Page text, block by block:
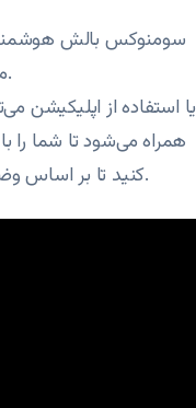
سومنوکس بالش
مدیتیشن و تپش قلب پخش کند یا کتاب صوتی را که در نظر گرفته‌اید برایتان بخواند.
یا استفاده از اپلیکیشن
همراه می‌شود تا شما را
کنید تا بر اساس وضعیت و فعالیت‌هایی که در روز داشته‌اید، آهنگ و ریتم تنفسی را برایتان انتخاب کند.